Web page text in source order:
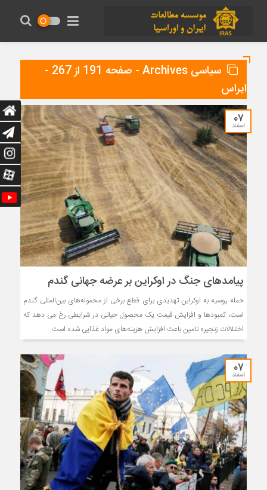
سیاسی Archives - صفحه 191 از 267 -
ایراس
۰۷
اسفند
پیامدهای جنگ در اوکراین بر عرضه جهانی گندم
حمله روسیه به اوکراین تهدیدی برای قطع برخی از محموله‌های بین‌المللی گندم
است، کمبودها و افزایش قیمت یک محصول حیاتی در شرایطی رخ می دهد که
اختلالات زنجیره تامین باعث افزایش هزینه‌های مواد غذایی شده است.
۰۷
اسفند